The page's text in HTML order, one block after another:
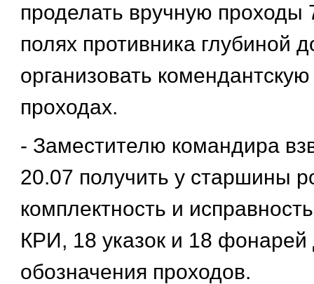
проделать вручную проходы
полях противника глубиной
организовать
проходах.
- Заместителю командира
20.07 получить у старшины
комплектность и
КРИ, 18 указок и 18 фонарей
обозначения проходов.